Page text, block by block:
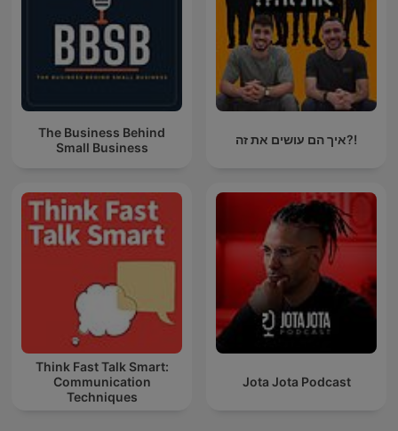
The Business Behind
Small Business
איך הם עושים את זה?!
Think Fast Talk Smart:
Communication
Techniques
Jota Jota Podcast